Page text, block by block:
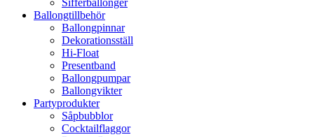
Siffer­­ballonger
Ballong­tillbehör
Ballongpinnar
Dekorationsställ
Hi-Float
Presentband
Ballongpumpar
Ballong­vikter
Party­­produkter
Såpbubblor
Cocktail­flaggor